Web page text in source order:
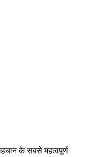
के सबसे महत्वपूर्ण